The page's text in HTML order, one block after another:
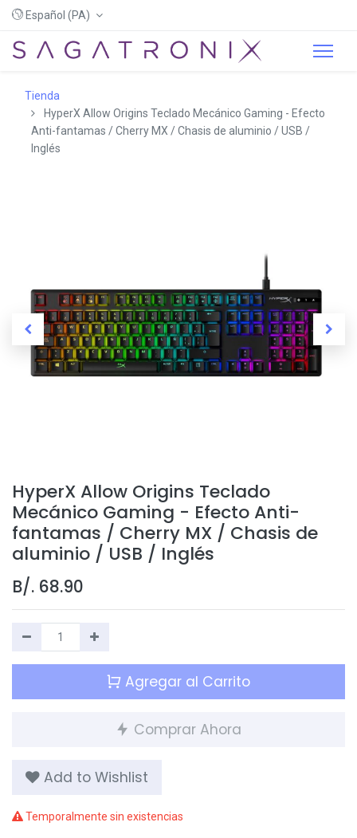
Español (PA)
Tienda
HyperX Allow Origins Teclado Mecánico Gaming - Efecto
Anti-fantamas / Cherry MX / Chasis de aluminio / USB /
Inglés
HyperX Allow Origins Teclado
Mecánico Gaming - Efecto Anti-
fantamas / Cherry MX / Chasis de
aluminio / USB / Inglés
B/. 68.90
Agregar al Carrito
Comprar Ahora
Add to Wishlist
Temporalmente sin existencias